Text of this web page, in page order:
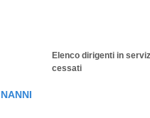
Elenco dirigenti in
cessati